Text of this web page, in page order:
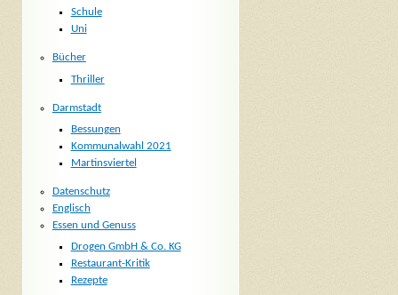
Schule
Uni
Bücher
Thriller
Darmstadt
Bessungen
Kommunalwahl 2021
Martinsviertel
Datenschutz
Englisch
Essen und Genuss
Drogen GmbH & Co. KG
Restaurant-Kritik
Rezepte